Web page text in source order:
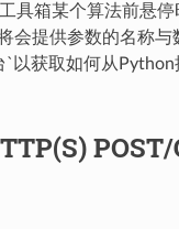
具箱某个算法前悬停
会提供参数的名称与
`以获取如何从
POST/